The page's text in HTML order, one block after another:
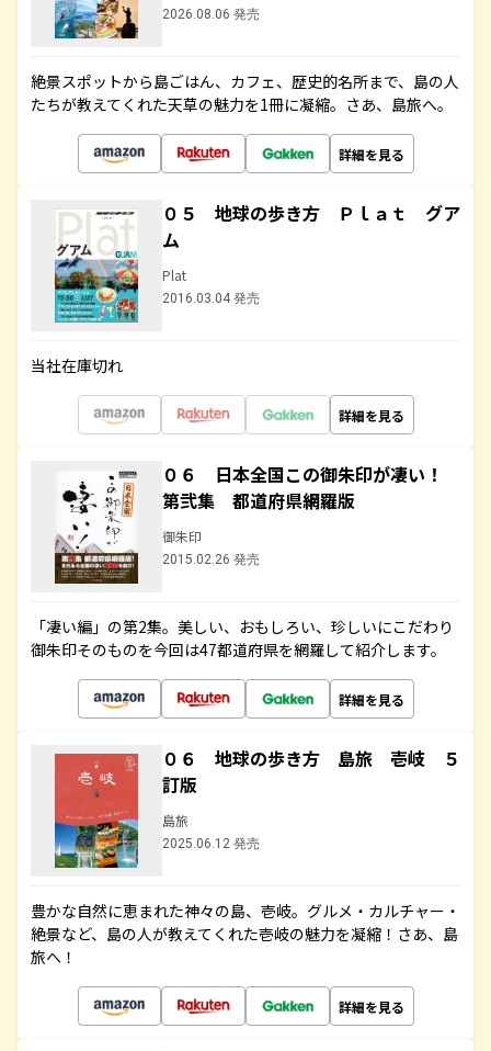
2026.08.06 発売
絶景スポットから島ごはん、カフェ、歴史的名所まで、島の人
たちが教えてくれた天草の魅力を1冊に凝縮。さあ、島旅へ。
詳細を見る
０５ 地球の歩き方 Ｐｌａｔ グア
ム
Plat
2016.03.04 発売
当社在庫切れ
詳細を見る
０６ 日本全国この御朱印が凄い！
第弐集 都道府県網羅版
御朱印
2015.02.26 発売
「凄い編」の第2集。美しい、おもしろい、珍しいにこだわり
御朱印そのものを今回は47都道府県を網羅して紹介します。
詳細を見る
０６ 地球の歩き方 島旅 壱岐 ５
訂版
島旅
2025.06.12 発売
豊かな自然に恵まれた神々の島、壱岐。グルメ・カルチャー・
絶景など、島の人が教えてくれた壱岐の魅力を凝縮！さあ、島
旅へ！
詳細を見る